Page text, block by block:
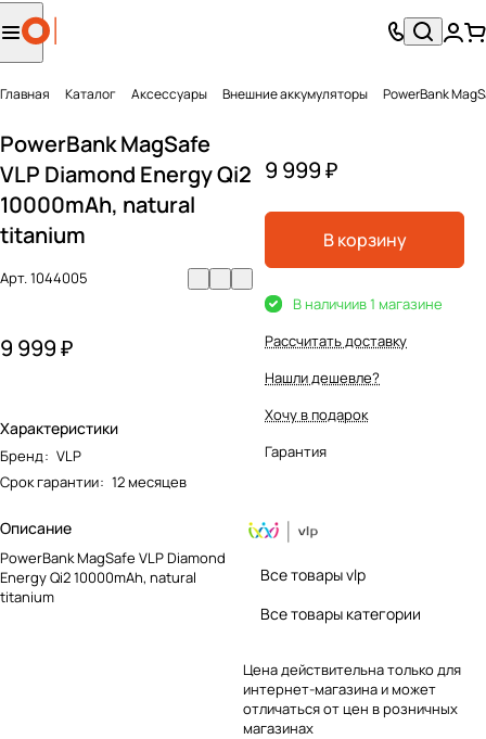
Главная Каталог Аксесcуары Внешние аккумуляторы PowerBank
PowerBank MagSafe
VLP Diamond Energy Qi2
10000mAh, natural
titanium
Арт.1044005
9 999 ₽
Характеристики
Бренд: VLP
Срок гарантии: 12 месяцев
Описание
PowerBank MagSafe VLP Diamond
Energy Qi2 10000mAh, natural
titanium
9 999 ₽
В корзину
В наличиив 1 магазине
Рассчитать доставку
Нашли дешевле?
Хочу в подарок
Гарантия
Все товары vlp
Все товары категории
Цена действительна только для
интернет-магазина и может
отличаться от цен в розничных
магазинах